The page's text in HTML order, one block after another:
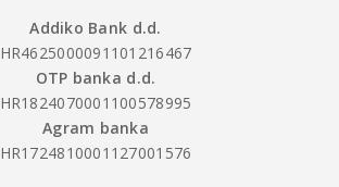
Addiko Bank d.d.
HR4625000091101216467
OTP banka d.d.
HR1824070001100578995
Agram banka
HR1724810001127001576